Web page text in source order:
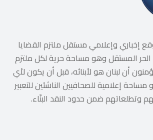
إخباري وإعلامي مستقل ملتزم القضايا
الحر المستقل وهو مساحة حرية لكل ملتزم
أن لبنان هو لأبنائه، قبل أن يكون لأي
إعلامية للصحافيين الناشئين للتعبير
وتطلعاتهم ضمن حدود النقد البنّاء.